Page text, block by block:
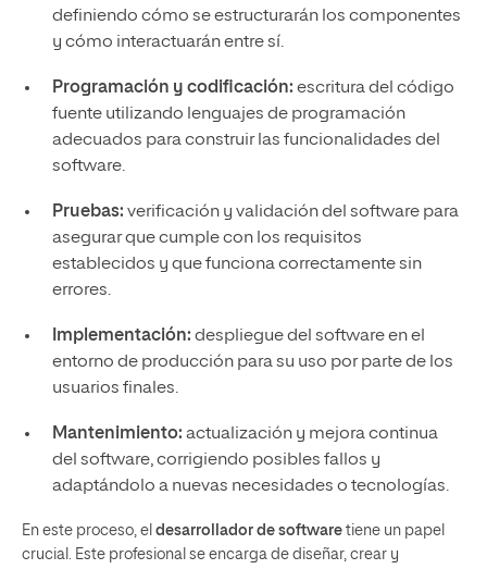
definiendo cómo se estructurarán los componentes
y cómo interactuarán entre sí.
Programación y codificación: escritura del código
fuente utilizando lenguajes de programación
adecuados para construir las funcionalidades del
software.
Pruebas: verificación y validación del software para
asegurar que cumple con los requisitos
establecidos y que funciona correctamente sin
errores.
Implementación: despliegue del software en el
entorno de producción para su uso por parte de los
usuarios finales.
Mantenimiento: actualización y mejora continua
del software, corrigiendo posibles fallos y
adaptándolo a nuevas necesidades o tecnologías.
En este proceso, el desarrollador de software tiene un papel
crucial. Este profesional se encarga de diseñar, crear y